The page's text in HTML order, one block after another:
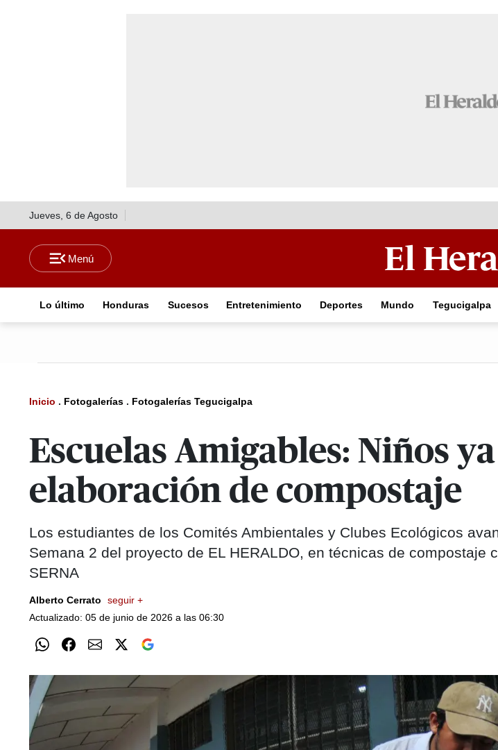
Jueves, 6 de Agosto
Lo último Honduras Sucesos Entretenimiento Deportes Mundo Tegucigalpa
Inicio . Fotogalerías . Fotogalerías Tegucigalpa
Escuelas Amigables: Niños
elaboración de compostaje
Los estudiantes de los Comités Ambientales y Clubes Ecológicos
Semana 2 del proyecto de EL HERALDO, en técnicas de compostaje
SERNA
Alberto Cerrato
seguir +
Actualizado: 05 de junio de 2026 a las 06:30